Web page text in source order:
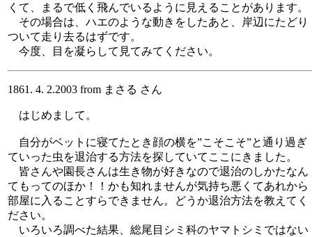
くて、まるで低く飛んでいるように見えることがあります。
その場合は、ハエのような動きをしたあと、岸辺にたどり
ついて走り去るはずです。
今度、目を凝らして見てみてください。
1861. 4. 2.2003 from まさる さん
はじめまして。
自分がベットに寝てたとき顔の横を”こそこそ”と通り過ぎ
ていった虫を退治する方法を探していてここにきました。
皆さんや園長さんは生き物が好きなので退治のしかたなん
てもってのほか！！かも知れませんが気持ち悪くてあれから
部屋に入ることすらできません。どうか退治方法を教えてく
ださい。
いろいろ調べた結果、総尾目シミ科のヤマトシミではない